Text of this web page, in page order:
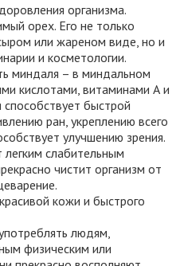
организма.
орех. Его не только
или жареном виде, но и
и косметологии.
миндаля – в миндальном
кислотами, витаминами А и
быстрой
ран, укреплению всего
улучшению зрения.
слабительным
чистит организм от
кожи и быстрого
людям,
физическим или